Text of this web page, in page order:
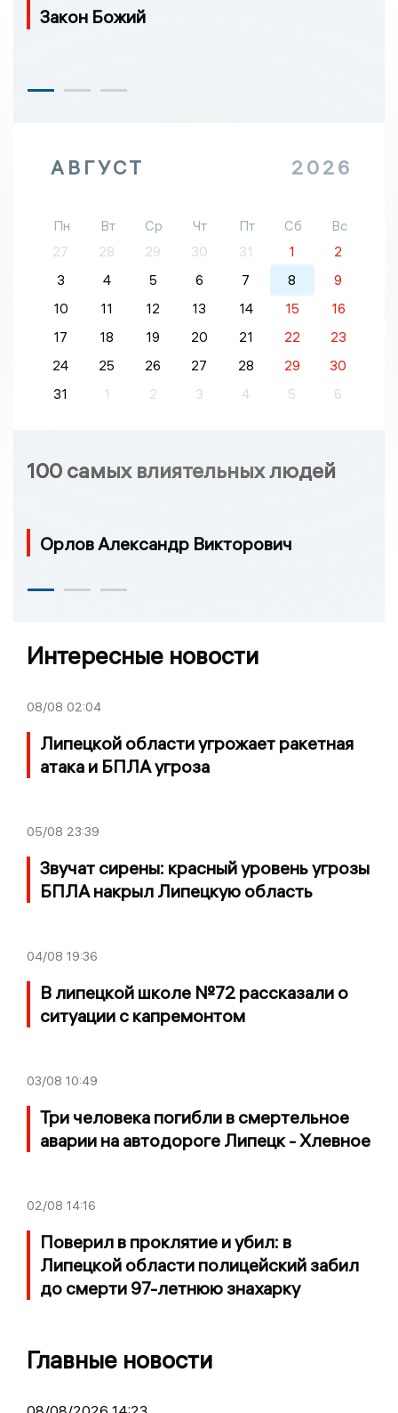
Закон Божий
АВГУСТ 2026
Пн Вт Ср Чт Пт Сб
Вс
27
28 29 30 31 1
2
3
4 5 6 7 8
9
10
11 12 13 14 15
16
17
18 19 20 21 22
23
24
25 26 27 28 29
30
31
1 2 3 4 5 6
100 самых влиятельных людей
Орлов Александр Викторович
Интересные новости
08/08 02:04
Липецкой области угрожает ракетная
атака и БПЛА угроза
05/08 23:39
Звучат сирены: красный уровень угрозы
БПЛА накрыл Липецкую область
04/08 19:36
В липецкой школе №72 рассказали о
ситуации с капремонтом
03/08 10:49
Три человека погибли в смертельное
аварии на автодороге Липецк - Хлевное
02/08 14:16
Поверил в проклятие и убил: в
Липецкой области полицейский забил
до смерти 97-летнюю знахарку
Главные новости